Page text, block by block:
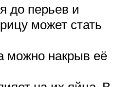
до перьев и
может стать
можно накрыв её